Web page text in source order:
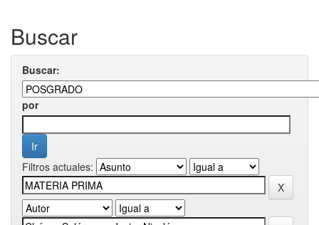
Buscar
Buscar:
por
Filtros actuales: